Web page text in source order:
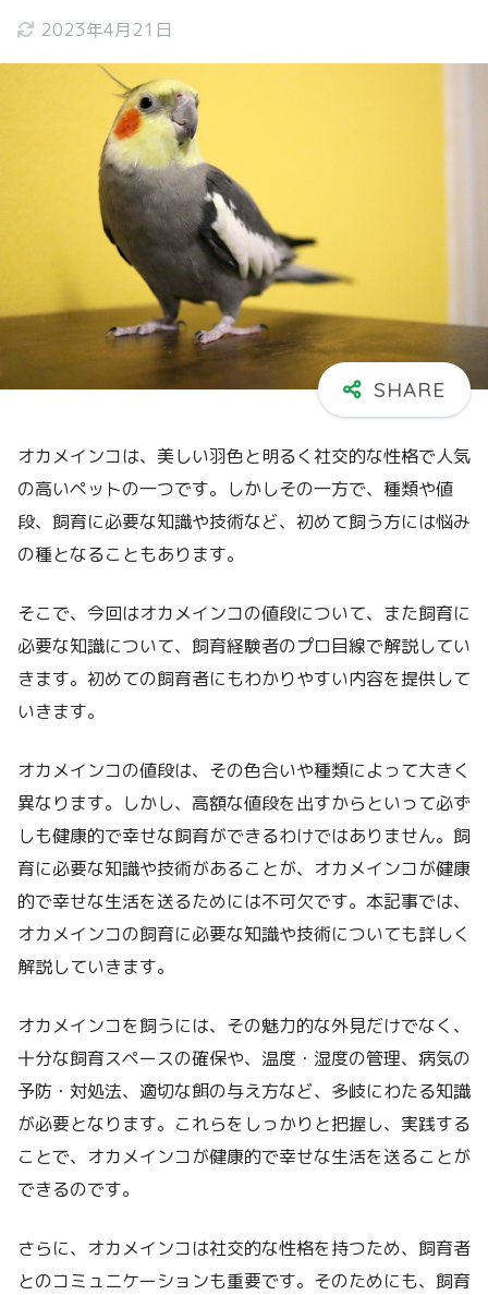
2023年4月21日
オカメインコは、美しい羽色と明るく社交的な性格で人気
の高いペットの一つです。しかしその一方で、種類や値
段、飼育に必要な知識や技術など、初めて飼う方には悩み
の種となることもあります。
そこで、今回はオカメインコの値段について、また飼育に
必要な知識について、飼育経験者のプロ目線で解説してい
きます。初めての飼育者にもわかりやすい内容を提供して
いきます。
オカメインコの値段は、その色合いや種類によって大きく
異なります。しかし、高額な値段を出すからといって必ず
しも健康的で幸せな飼育ができるわけではありません。飼
育に必要な知識や技術があることが、オカメインコが健康
的で幸せな生活を送るためには不可欠です。本記事では、
オカメインコの飼育に必要な知識や技術についても詳しく
解説していきます。
オカメインコを飼うには、その魅力的な外見だけでなく、
十分な飼育スペースの確保や、温度・湿度の管理、病気の
予防・対処法、適切な餌の与え方など、多岐にわたる知識
が必要となります。これらをしっかりと把握し、実践する
ことで、オカメインコが健康的で幸せな生活を送ることが
できるのです。
さらに、オカメインコは社交的な性格を持つため、飼育者
とのコミュニケーションも重要です。そのためにも、飼育